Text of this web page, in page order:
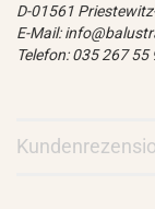
D-01561
E-Mail:
Telefon: 035 267 55